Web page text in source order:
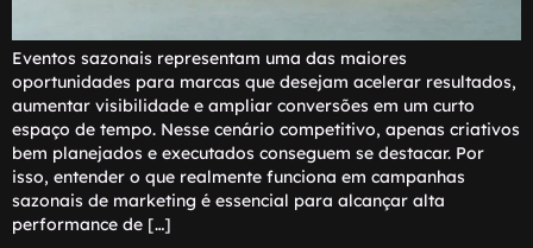
Eventos sazonais representam uma das maiores
oportunidades para marcas que desejam acelerar resultados,
aumentar visibilidade e ampliar conversões em um curto
espaço de tempo. Nesse cenário competitivo, apenas criativos
bem planejados e executados conseguem se destacar. Por
isso, entender o que realmente funciona em campanhas
sazonais de marketing é essencial para alcançar alta
performance de […]